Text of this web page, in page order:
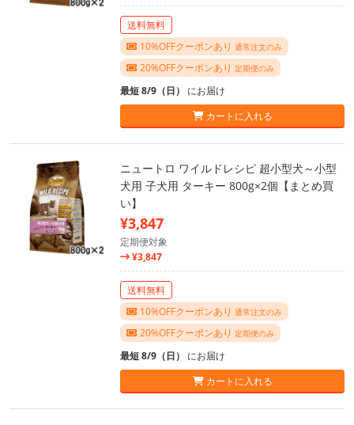
送料無料
10%OFFクーポンあり 通常注文のみ
20%OFFクーポンあり 定期便のみ
最短 8/9（日） にお届け
カートに入れる
ニュートロ ワイルドレシピ 超小型犬～小型
犬用 子犬用 ターキー 800g×2個【まとめ買
い】
¥3,847
定期便対象
¥3,847
送料無料
10%OFFクーポンあり 通常注文のみ
20%OFFクーポンあり 定期便のみ
最短 8/9（日） にお届け
カートに入れる